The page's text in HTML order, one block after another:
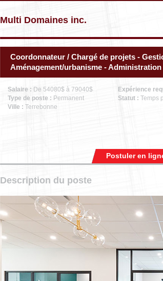
Multi Domaines inc.
Coordonnateur / Chargé de projets -
Aménagement/urbanisme -
Salaire : De 54080$ à 79040$
Type de poste : Permanent
Ville : Terrebonne
Expérience
Statut : Temps
Postuler en
Description du poste